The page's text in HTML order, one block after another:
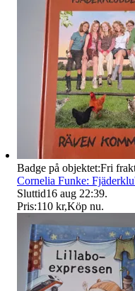
Badge på objektet:Fri
Cornelia Funke:
Sluttid16 aug 22:39.
Pris:110 kr,Köp nu.